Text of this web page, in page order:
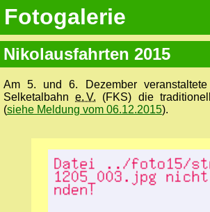
Fotogalerie
Nikolausfahrten 2015
Am 5. und 6. Dezember
Selketalbahne. V. (FKS) die
(siehe Meldung vom 06.12.2015).